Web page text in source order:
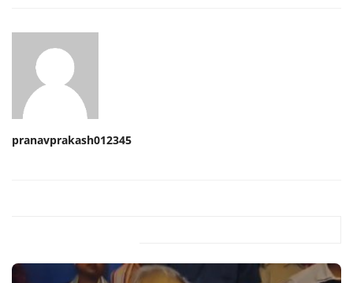
pranavprakash012345